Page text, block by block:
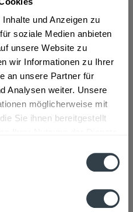
und Anzeigen zu
soziale Medien anbieten
unsere Website zu
wir Informationen zu Ihrer
an unsere Partner für
Analysen weiter. Unsere
möglicherweise mit
Sie ihnen bereitgestellt